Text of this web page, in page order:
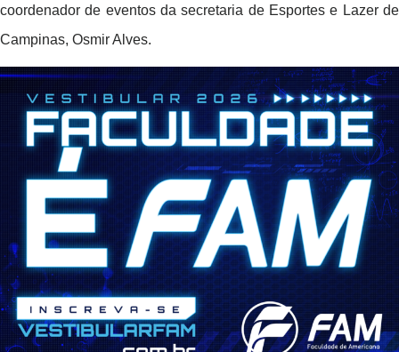
coordenador de eventos da secretaria de Esportes e Lazer de
Campinas, Osmir Alves.